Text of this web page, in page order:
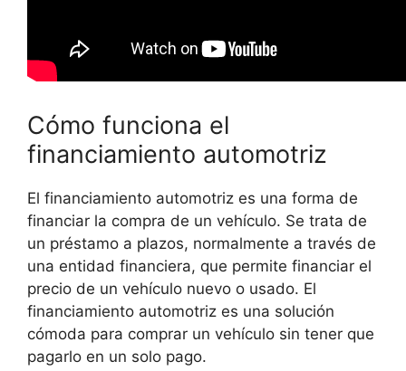
Cómo funciona el
financiamiento automotriz
El financiamiento automotriz es una forma de
financiar la compra de un vehículo. Se trata de
un préstamo a plazos, normalmente a través de
una entidad financiera, que permite financiar el
precio de un vehículo nuevo o usado. El
financiamiento automotriz es una solución
cómoda para comprar un vehículo sin tener que
pagarlo en un solo pago.